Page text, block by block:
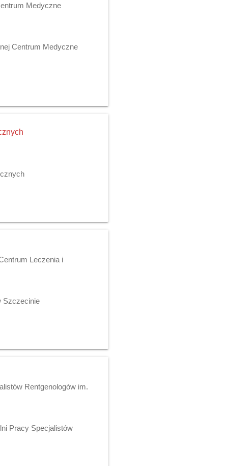
Medyczne
Centrum Medyczne
Leczenia i
Szczecinie
Rentgenologów im.
Pracy Specjalistów